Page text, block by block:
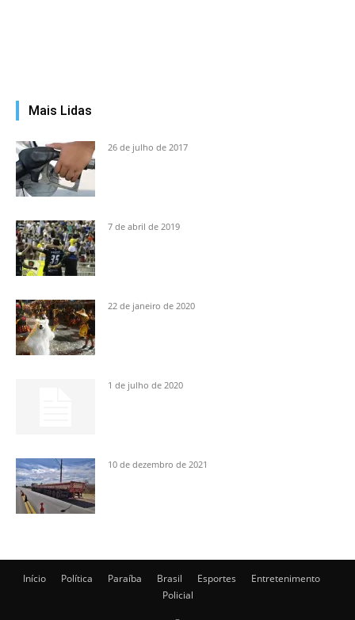
Mais Lidas
26 de julho de 2017
7 de abril de 2019
22 de janeiro de 2020
1 de julho de 2020
10 de dezembro de 2021
Início Política Paraíba Brasil Esportes
Entretenimento
Policial